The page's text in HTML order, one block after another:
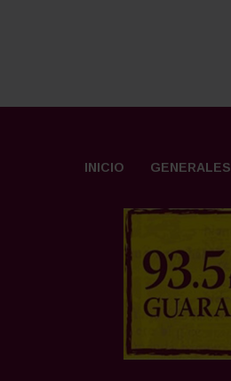
INICIO GENERALES